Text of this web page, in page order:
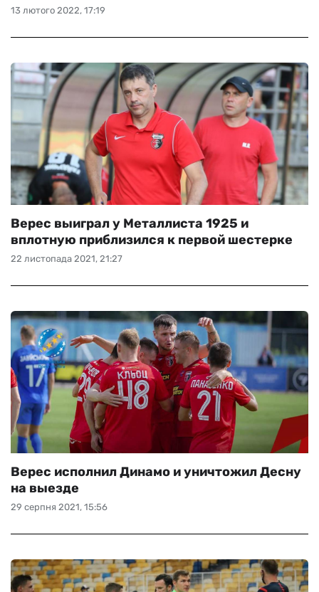
13 лютого 2022, 17:19
22 листопада 2021, 21:27
Верес выиграл у Металлиста 1925 и
вплотную приблизился к первой шестерке
29 серпня 2021, 15:56
Верес исполнил Динамо и уничтожил Десну
на выезде